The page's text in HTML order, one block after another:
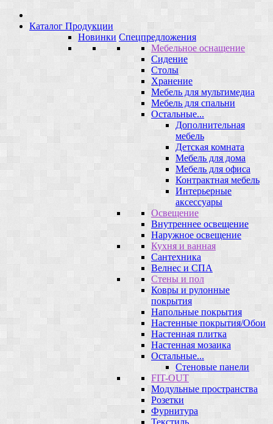
Каталог Продукции
Новинки Спецпредложения
Мебельное оснащение
Сидение
Столы
Хранение
Мебель для мультимедиа
Мебель для спальни
Остальные...
Дополнительная
мебель
Детская комната
Мебель для дома
Мебель для офиса
Контрактная мебель
Интерьерные
аксессуары
Освещение
Внутреннее освещение
Наружное освещение
Кухня и ванная
Сантехника
Велнес и СПА
Стены и пол
Ковры и рулонные
покрытия
Напольные покрытия
Настенные покрытия/Обои
Настенная плитка
Настенная мозаика
Остальные...
Стеновые панели
FIT-OUT
Модульные пространства
Розетки
Фурнитура
Текстиль